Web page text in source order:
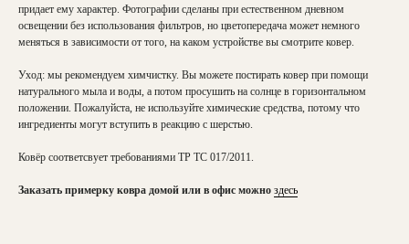
придает ему характер. Фотографии сделаны при естественном дневном
освещении без использования фильтров, но цветопередача может немного
меняться в зависимости от того, на каком устройстве вы смотрите ковер.
Уход: мы рекомендуем химчистку. Вы можете постирать ковер при помощи
натурального мыла и воды, а потом просушить на солнце в горизонтальном
положении. Пожалуйста, не используйте химические средства, потому что
ингредиенты могут вступить в реакцию с шерстью.
Ковёр соответсвует требованиями ТР ТС 017/2011.
Заказать примерку ковра домой или в офис можно здесь